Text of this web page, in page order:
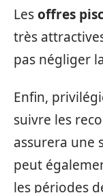
Lesoffres
très
pas négliger
Enfin,
suivre les
assurera une
peut
les périodes